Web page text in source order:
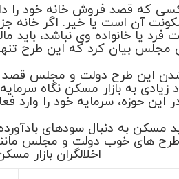
که قصد فروش خانه خود را
آن است یا خیر. اگر خانه
یا خانواده وی نباشد، باید
بیان کرد که این طرح
شدن این طرح دولت و مجلس قصد
زیادی به بازار مسکن نگاه
این حوزه، سرمایه خود را وارد
مسکن به دنبال سودهای
‌های خوب دولت و مجلس
اخلالگران بازار